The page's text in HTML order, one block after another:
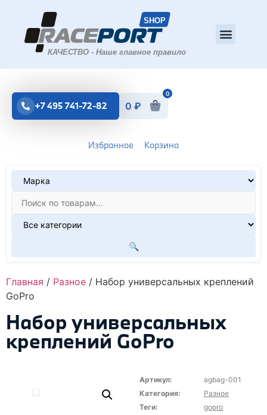
Избранное Корзина
🔍
+7 495 741-72-82 0 ₽
0
Главная / Разное / Набор универсальных креплений
GoPro
Набор универсальных
креплений GoPro
Артикул:
agbag-001
Категория:
Разное
Теги:
gopro